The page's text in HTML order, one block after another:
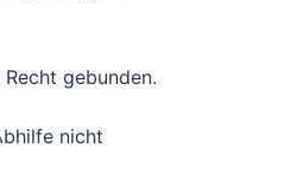
gebunden.
nicht